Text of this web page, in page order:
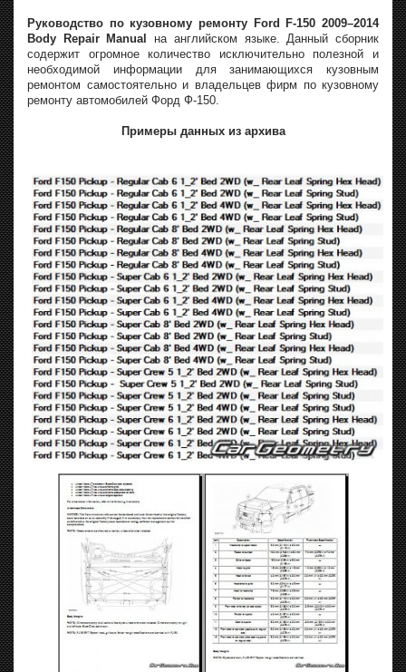
Руководство по кузовному ремонту Ford F-150 2009–2014
Body Repair Manual
на английском языке. Данный сборник
содержит огромное количество исключительно полезной и
необходимой информации для занимающихся кузовным
ремонтом самостоятельно и владельцев фирм по кузовному
ремонту автомобилей Форд Ф-150.
Примеры данных из архива